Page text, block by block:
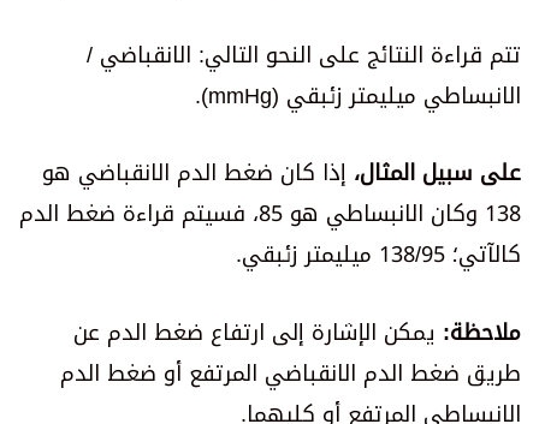
تتم قراءة النتائج على النحو التالي: الانقباضي /
الانبساطي ميليمتر زئبقي (mmHg).
على سبيل المثال، إذا كان ضغط الدم الانقباضي هو
138 وكان الانبساطي هو 85، فسيتم قراءة ضغط الدم
كالآتي؛ 138/95 ميليمتر زئبقي.
ملاحظة: يمكن الإشارة إلى ارتفاع ضغط الدم عن
طريق ضغط الدم الانقباضي المرتفع أو ضغط الدم
الانبساطي المرتفع أو كليهما.